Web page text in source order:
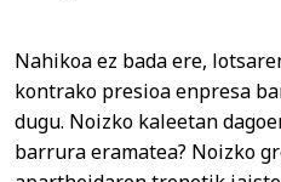
Nahikoa ez bada ere,
kontrako presioa enpresa
dugu. Noizko kaleetan
barrura eramatea? Noizko